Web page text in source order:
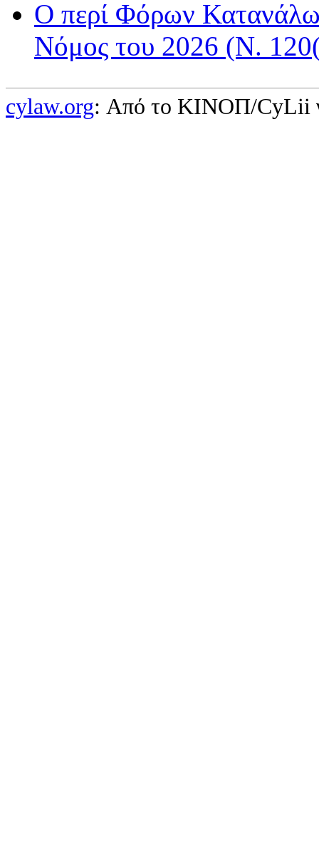
Ο περί Φόρων
Νόμος του 2026 (Ν.
cylaw.org: Από το ΚΙΝOΠ/CyLii